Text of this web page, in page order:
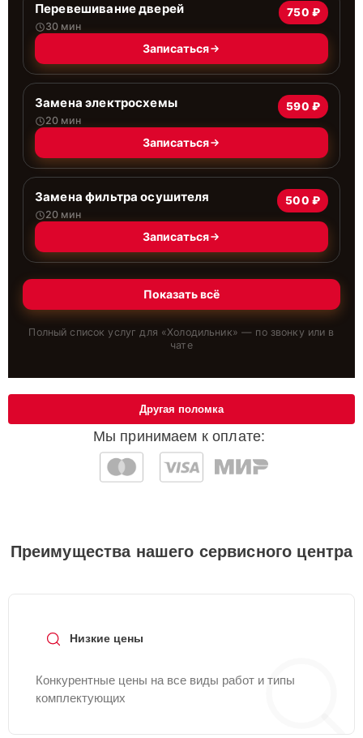
Перевешивание дверей
30 мин
750 ₽
Записаться
Замена электросхемы
20 мин
590 ₽
Записаться
Замена фильтра осушителя
20 мин
500 ₽
Записаться
Показать всё
Полный список услуг для «Холодильник» — по звонку или в
чате
Мы принимаем к оплате:
Другая поломка
Преимущества нашего сервисного центра
Низкие цены
Конкурентные цены на все виды работ и типы
комплектующих